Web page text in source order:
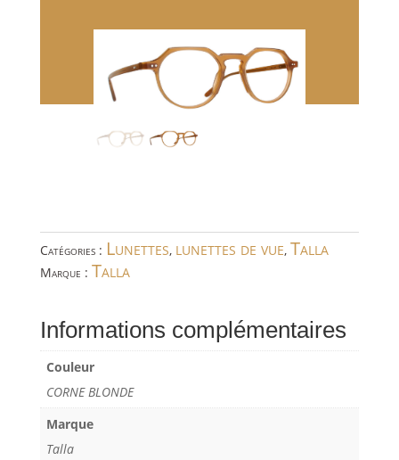
Catégories : Lunettes, lunettes de vue, Talla
Marque : Talla
Informations complémentaires
Couleur
CORNE BLONDE
Marque
Talla